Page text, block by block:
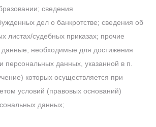
сведения
дел о банкротстве; сведения об
листах/судебных приказах; прочие
необходимые для достижения
персональных данных, указанной в п.
которых осуществляется при
условий (правовых оснований)
данных;